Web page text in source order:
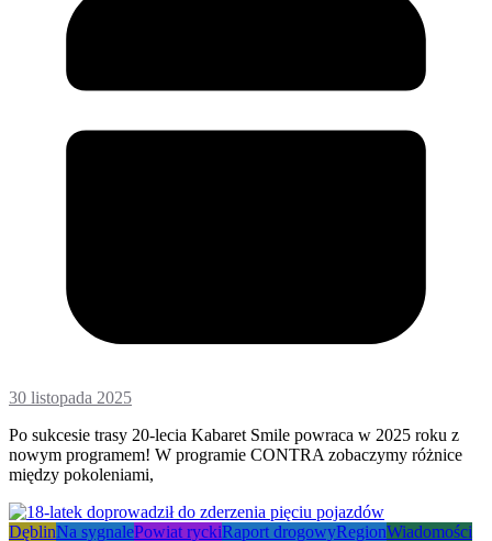
30 listopada 2025
Po sukcesie trasy 20-lecia Kabaret Smile powraca w 2025 roku z
nowym programem! W programie CONTRA zobaczymy różnice
między pokoleniami,
DęblinNa sygnalePowiat ryckiRaport drogowyRegionWiadomości